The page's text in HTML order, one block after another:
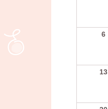
6
13